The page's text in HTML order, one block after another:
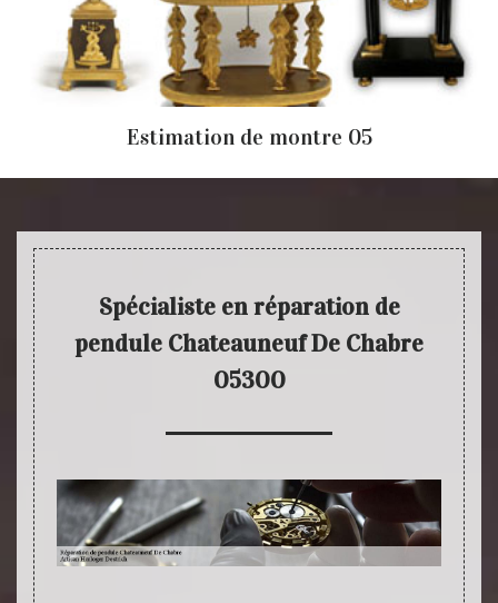
Estimation de montre 05
Spécialiste en réparation de
pendule Chateauneuf De Chabre
05300